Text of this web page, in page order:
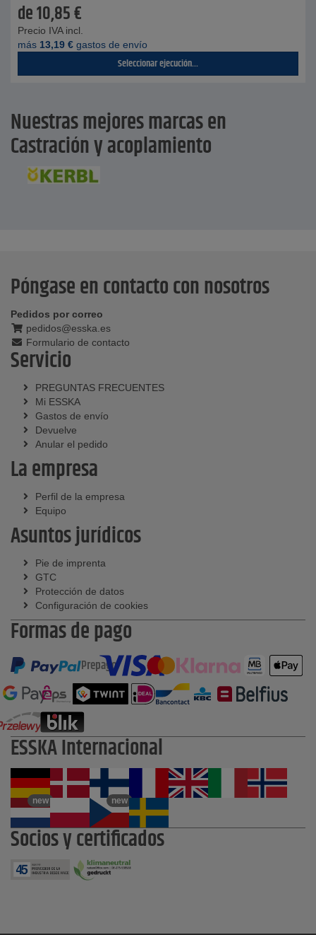
de10,85€
Precio IVA incl.
más 13,19 € gastos de envío
Seleccionar ejecución...
Nuestras mejores marcas en
Castración y acoplamiento
Póngase en contacto con nosotros
Pedidos por correo
pedidos@esska.es
Formulario de contacto
Servicio
PREGUNTAS FRECUENTES
Mi ESSKA
Gastos de envío
Devuelve
Anular el pedido
La empresa
Perfil de la empresa
Equipo
Asuntos jurídicos
Pie de imprenta
GTC
Protección de datos
Configuración de cookies
Formas de pago
Prepago
ESSKA Internacional
new new
Socios y certificados